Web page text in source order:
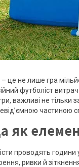
це не лише гра
футболіст
важливі не
частиною
як
проводять години
ривки й